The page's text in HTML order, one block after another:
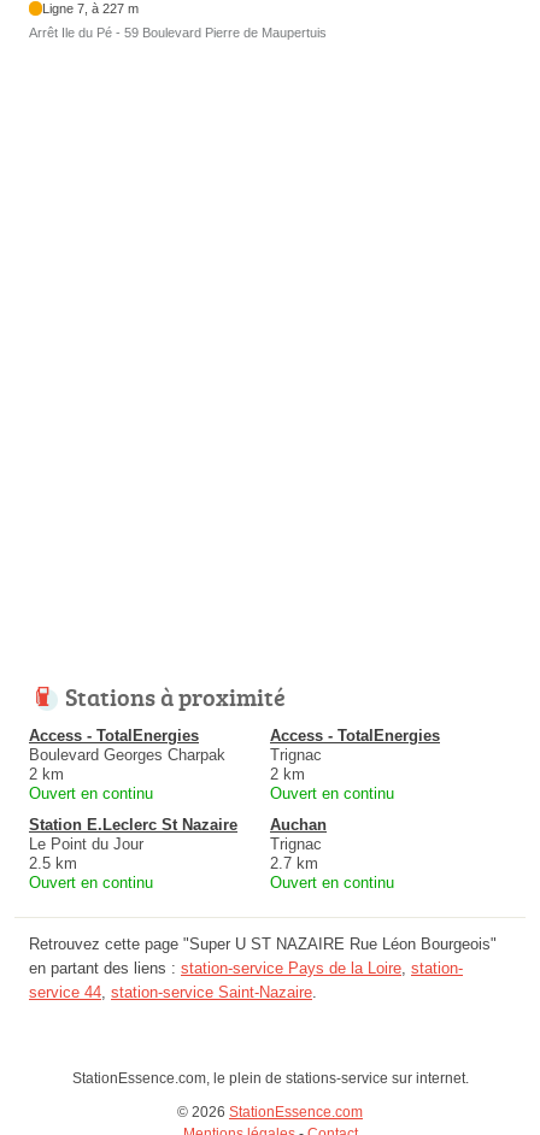
Ligne 7, à 227 m
Arrêt Ile du Pé - 59 Boulevard Pierre de Maupertuis
Stations à proximité
Access - TotalEnergies
Boulevard Georges Charpak
2 km
Ouvert en continu
Access - TotalEnergies
Trignac
2 km
Ouvert en continu
Station E.Leclerc St Nazaire
Le Point du Jour
2.5 km
Ouvert en continu
Auchan
Trignac
2.7 km
Ouvert en continu
Retrouvez cette page "Super U ST NAZAIRE Rue Léon Bourgeois"
en partant des liens : station-service Pays de la Loire, station-
service 44, station-service Saint-Nazaire.
StationEssence.com, le plein de stations-service sur internet.
© 2026 StationEssence.com